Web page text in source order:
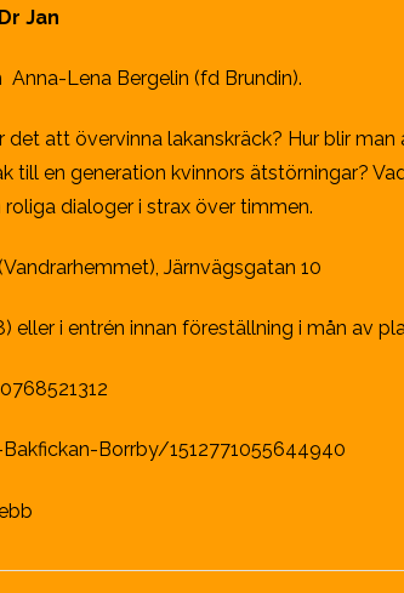
Jan
Lena Bergelin (fd Brundin).
att övervinna lakanskräck? Hur blir man
till en generation kvinnors ätstörningar?
dialoger i strax över timmen.
Järnvägsgatan 10
eller i entrén innan föreställning i mån av
Borrby/1512771055644940